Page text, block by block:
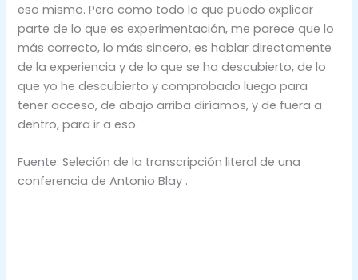
eso mismo. Pero como todo lo que puedo explicar
parte de lo que es experimentación, me parece que lo
más correcto, lo más sincero, es hablar directamente
de la experiencia y de lo que se ha descubierto, de lo
que yo he descubierto y comprobado luego para
tener acceso, de abajo arriba diríamos, y de fuera a
dentro, para ir a eso.
Fuente: Seleción de la transcripción literal de una
conferencia de Antonio Blay .